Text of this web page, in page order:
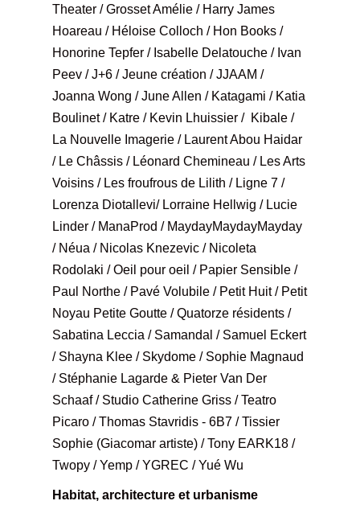
Theater / Grosset Amélie / Harry James
Hoareau / Héloise Colloch / Hon Books /
Honorine Tepfer / Isabelle Delatouche / Ivan
Peev / J+6 / Jeune création / JJAAM /
Joanna Wong / June Allen / Katagami / Katia
Boulinet / Katre / Kevin Lhuissier / Kibale /
La Nouvelle Imagerie / Laurent Abou Haidar
/ Le Châssis / Léonard Chemineau / Les Arts
Voisins / Les froufrous de Lilith / Ligne 7 /
Lorenza Diotallevi/ Lorraine Hellwig / Lucie
Linder / ManaProd / MaydayMaydayMayday
/ Néua / Nicolas Knezevic / Nicoleta
Rodolaki / Oeil pour oeil / Papier Sensible /
Paul Northe / Pavé Volubile / Petit Huit / Petit
Noyau Petite Goutte / Quatorze résidents /
Sabatina Leccia / Samandal / Samuel Eckert
/ Shayna Klee / Skydome / Sophie Magnaud
/ Stéphanie Lagarde & Pieter Van Der
Schaaf / Studio Catherine Griss / Teatro
Picaro / Thomas Stavridis - 6B7 / Tissier
Sophie (Giacomar artiste) / Tony EARK18 /
Twopy / Yemp / YGREC / Yué Wu
Habitat, architecture et urbanisme